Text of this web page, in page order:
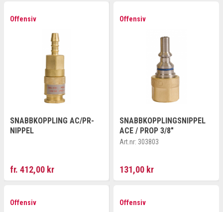
Offensiv
SNABBKOPPLING AC/PR-
NIPPEL
fr. 412,00 kr
Offensiv
SNABBKOPPLINGSNIPPEL
ACE / PROP 3/8"
Art.nr: 303803
131,00 kr
Offensiv Offensiv